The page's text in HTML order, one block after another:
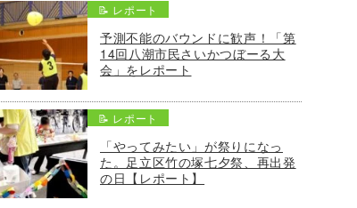
📝 レポート
予測不能のバウンドに歓声！「第
14回八潮市民さいかつぼーる大
会」をレポート
📝 レポート
「やってみたい」が祭りになっ
た。足立区竹の塚七夕祭、再出発
の日【レポート】